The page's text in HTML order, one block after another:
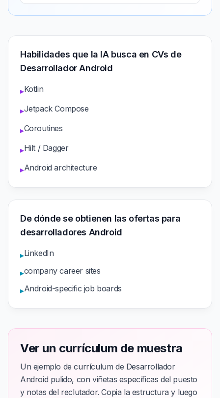
Habilidades que la IA busca en CVs de
Desarrollador Android
▸Kotlin
▸Jetpack Compose
▸Coroutines
▸Hilt / Dagger
▸Android architecture
De dónde se obtienen las ofertas para
desarrolladores Android
▸LinkedIn
▸company career sites
▸Android-specific job boards
Ver un currículum de muestra
Un ejemplo de currículum de Desarrollador
Android pulido, con viñetas específicas del puesto
y notas del reclutador. Copia la estructura y luego